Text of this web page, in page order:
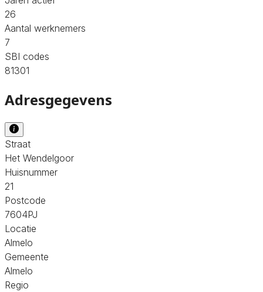
26
Aantal werknemers
7
SBI codes
81301
Adresgegevens
Straat
Het Wendelgoor
Huisnummer
21
Postcode
7604PJ
Locatie
Almelo
Gemeente
Almelo
Regio